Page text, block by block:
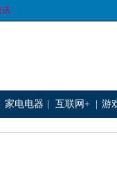
讯
家电电器 互联网+ 游